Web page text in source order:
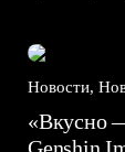
Новости,
«Вкусно